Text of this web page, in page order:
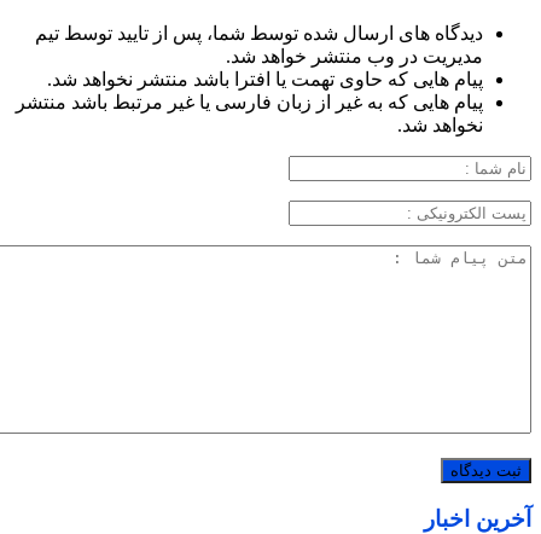
دیدگاه های ارسال شده توسط شما، پس از تایید توسط تیم
مدیریت در وب منتشر خواهد شد.
پیام هایی که حاوی تهمت یا افترا باشد منتشر نخواهد شد.
پیام هایی که به غیر از زبان فارسی یا غیر مرتبط باشد منتشر
نخواهد شد.
آخرین اخبار